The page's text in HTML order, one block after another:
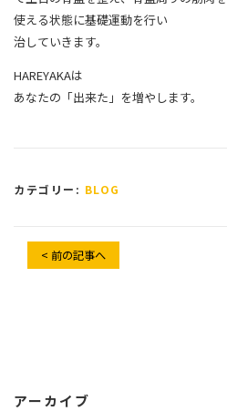
使える状態に基礎運動を行い
治していきます。
HAREYAKAは
あなたの「出来た」を増やします。
カテゴリー: BLOG
< 前の記事へ
アーカイブ